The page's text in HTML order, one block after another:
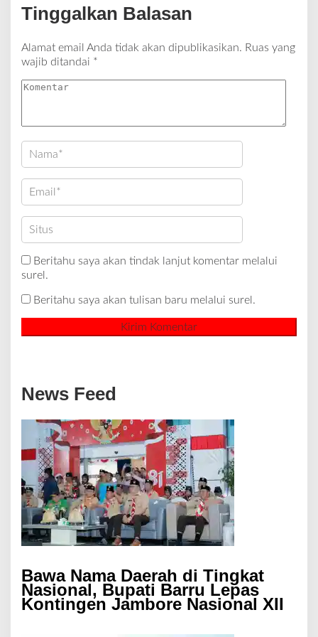
Tinggalkan Balasan
Alamat email Anda tidak akan dipublikasikan. Ruas yang
wajib ditandai *
Beritahu saya akan tindak lanjut komentar melalui
surel.
Beritahu saya akan tulisan baru melalui surel.
News Feed
Bawa Nama Daerah di Tingkat
Nasional, Bupati Barru Lepas
Kontingen Jambore Nasional XII